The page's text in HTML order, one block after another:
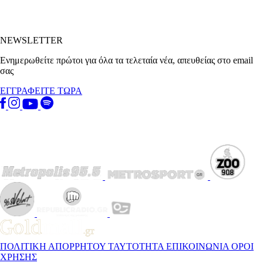
NEWSLETTER
Ενημερωθείτε πρώτοι για όλα τα τελεταία νέα, απευθείας στο email
σας
ΕΓΓΡΑΦΕΙΤΕ ΤΩΡΑ
ΠΟΛΙΤΙΚΗ ΑΠΟΡΡΗΤΟΥ ΤΑΥΤΟΤΗΤΑ ΕΠΙΚΟΙΝΩΝΙΑ ΟΡΟΙ
ΧΡΗΣΗΣ